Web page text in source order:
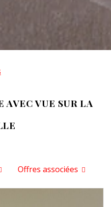
AVEC VUE SUR LA
Offres associées